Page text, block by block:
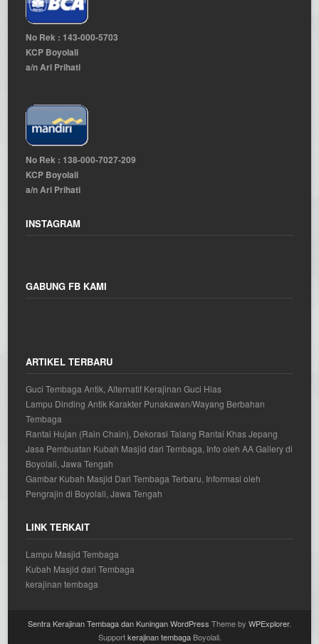
No Rek : 143-000-5703
KCP Boyolali
a/n Ari Prihati
No Rek : 138-000-7027-209
KCP Boyolali
a/n Ari Prihati
INSTAGRAM
GABUNG FB KAMI
ARTIKEL TERBARU
Guci Tembaga Antik, Alternatif Kerajinan Guci Hias
Lampu Dinding Antik Karakter Punakawan/Wayang Berbahan
Tembaga
Rantai Hujan (Rain Chain), Dekorasi Talang Rantai Khas Jepang
Jasa Pembuatan Kubah Masjid dari Tembaga, Info oleh AA Gallery di
Boyolali, Jawa Tengah
Gambar Kubah Masjid Dari Tembaga Terbaru, Informasi oleh
Pengrajin di Boyolali, Jawa Tengah
LINK TERKAIT
Lampu Masjid Tembaga
Kubah Masjid dari Tembaga
kerajinan tembaga
Sentra Kerajinan Tembaga dan KuninganWordPress Theme by WPExplorer.
Supportkerajinan tembagaBoyolali.